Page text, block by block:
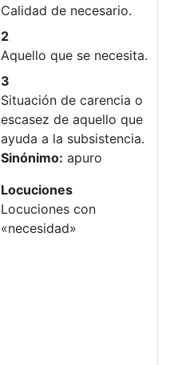
Calidad de necesario.
2
Aquello que se necesita.
3
Situación de carencia o
escasez de aquello que
ayuda a la subsistencia.
Sinónimo: apuro
Locuciones
Locuciones con
«necesidad»